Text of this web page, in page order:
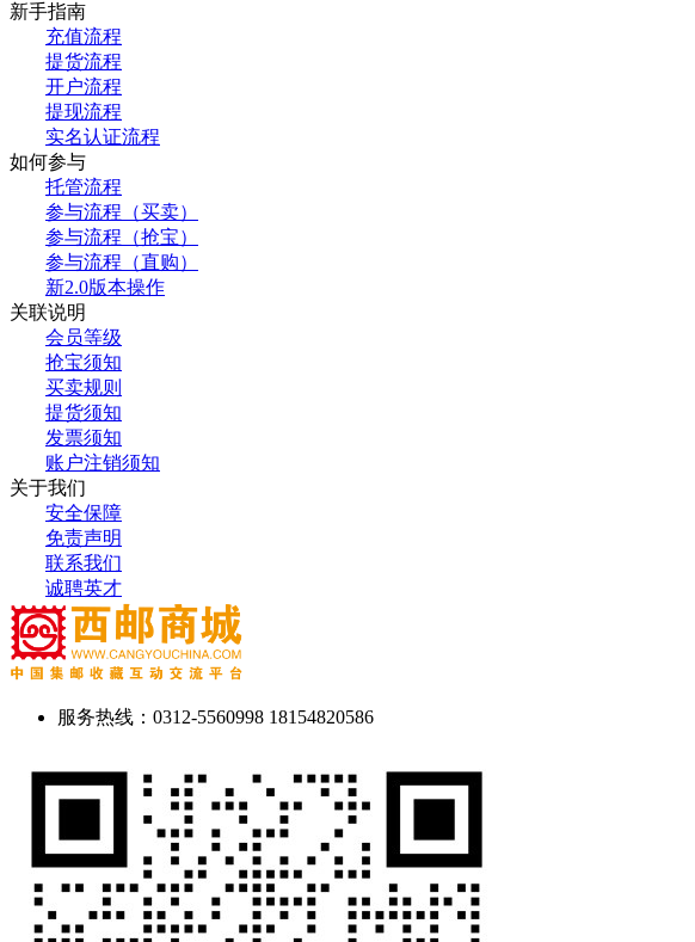
新手指南
充值流程
提货流程
开户流程
提现流程
实名认证流程
如何参与
托管流程
参与流程（买卖）
参与流程（抢宝）
参与流程（直购）
新2.0版本操作
关联说明
会员等级
抢宝须知
买卖规则
提货须知
发票须知
账户注销须知
关于我们
安全保障
免责声明
联系我们
诚聘英才
服务热线：0312-5560998 18154820586